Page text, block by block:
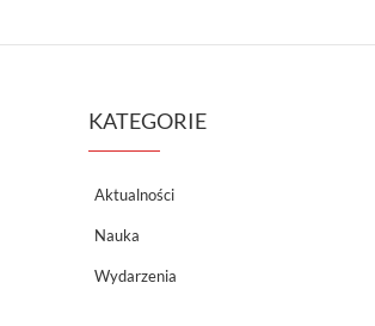
KATEGORIE
Aktualności
Nauka
Wydarzenia